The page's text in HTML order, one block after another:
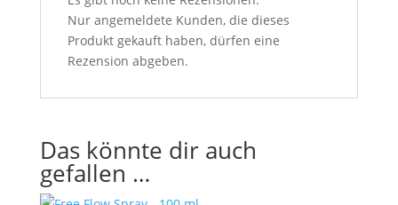
Nur angemeldete Kunden, die dieses
Produkt gekauft haben, dürfen eine
Rezension abgeben.
Das könnte dir auch
gefallen …